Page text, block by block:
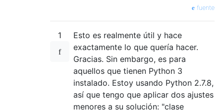
fuente
1
Esto es realmente útil y hace
exactamente lo que quería hacer.
Gracias. Sin embargo, es para
aquellos que tienen Python 3
instalado. Estoy usando Python 2.7.8,
así que tengo que aplicar dos ajustes
menores a su solución: "clase